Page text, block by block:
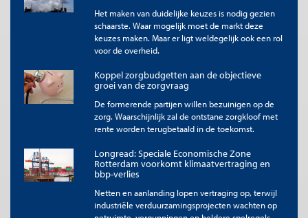
investeringsbeslissingen. Door het Mercosur-verdrag neemt de
import van relatief goedkoop geproduceerde
landbouwproducten toe, wat de prijsdruk op de Europese
markt in sommige landbouwsectoren vergroot. In het publieke
debat ligt de nadruk vooral op inkomensverlies bij Europese
boeren; de effecten verschillen echter sterk per sector en per
land. Zo worden in Nederlandvolgens onderzoek van
Wageningen Universiteit
alleen negatieve inkomenseffecten
verwacht bij rundvlees- en kalverbedrijven. Onderbelicht in het
Europese debat blijft het effect op investeringsbeslissingen in
Europa: als marges krimpen, verschuift de focus nog meer naar
kostenreductie op de korte termijn. De ruimte voor duurzame
investeringen, zoals in dierenwelzijn en emissiereductie, komt
daarmee onder druk te staan, juist in een tijd waarin versnelling
nodig is.
Zonder vergelijkbare milieu- en welzijnsnormen is geen sprake
Het maken van duidelijke keuzes is nodig gezien
schaarste. Waar mogelijk moet de markt deze
keuzes maken. Maar er ligt weldegelijk ook een rol
voor de overheid.
Koppel zorgbudgetten aan de objectieve
groei van de zorgvraag
De formerende partijen willen bezuinigen op de
zorg. Waarschijnlijk zal de ontstane zorgkloof met
rente worden terugbetaald in de toekomst.
Longread: Speciale Economische Zone
Rotterdam voorkomt klimaatvertraging en
bbp-verlies
Netten en aanlanding lopen vertraging op, terwijl
industriële verduurzamingsprojecten wachten op